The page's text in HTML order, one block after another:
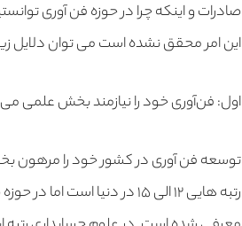
صادرات و اینکه چرا در حوزه فن آوری
این امر محقق نشده است می توان دلایل
اول: فن‌آوری خود را نیازمند بخش علمی
توسعه فن آوری در کشور خود را مرهون بخش